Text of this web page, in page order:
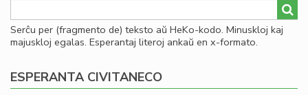
Serĉu per (fragmento de) teksto aŭ HeKo-kodo. Minuskloj kaj
majuskloj egalas. Esperantaj literoj ankaŭ en x-formato.
ESPERANTA CIVITANECO